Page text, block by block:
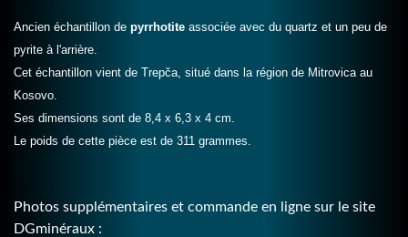
Ancien échantillon de pyrrhotite associée avec du quartz et un peu de
pyrite à l'arrière.
Cet échantillon vient de Trepča, situé dans la région de Mitrovica au
Kosovo.
Ses dimensions sont de 8,4 x 6,3 x 4 cm.
Le poids de cette pièce est de 311 grammes.
Photos supplémentaires et commande en ligne sur le site
DGminéraux :